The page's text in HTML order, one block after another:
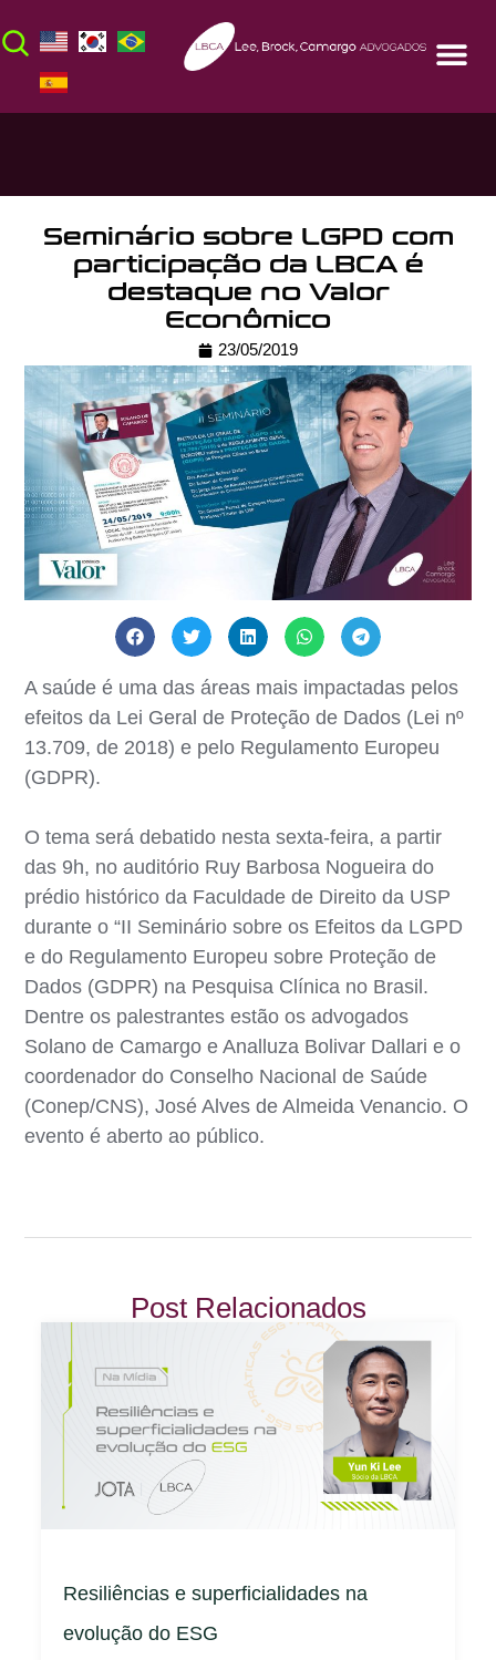
Seminário sobre LGPD com
participação da LBCA é
destaque no Valor
Econômico
23/05/2019
A saúde é uma das áreas mais impactadas pelos
efeitos da Lei Geral de Proteção de Dados (Lei nº
13.709, de 2018) e pelo Regulamento Europeu
(GDPR).
O tema será debatido nesta sexta-feira, a partir
das 9h, no auditório Ruy Barbosa Nogueira do
prédio histórico da Faculdade de Direito da USP
durante o “II Seminário sobre os Efeitos da LGPD
e do Regulamento Europeu sobre Proteção de
Dados (GDPR) na Pesquisa Clínica no Brasil.
Dentre os palestrantes estão os advogados
Solano de Camargo e Analluza Bolivar Dallari e o
coordenador do Conselho Nacional de Saúde
(Conep/CNS), José Alves de Almeida Venancio. O
evento é aberto ao público.
Post Relacionados
Resiliências e superficialidades na
evolução do ESG